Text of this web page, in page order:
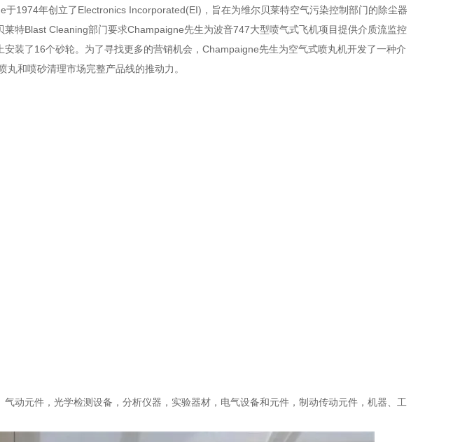
1974年创立了Electronics Incorporated(EI)，旨在为维尔贝莱特空气污染控制部门的除尘器
特Blast Cleaning部门要求Champaigne先生为波音747大型喷气式飞机项目提供介质流监控
装了16个砂轮。为了寻找更多的营销机会，Champaigne先生为空气式喷丸机开发了一种介
和喷砂清理市场完整产品线的推动力。
动元件，光学检测设备，分析仪器，实验器材，电气设备和元件，制动传动元件，机器、工